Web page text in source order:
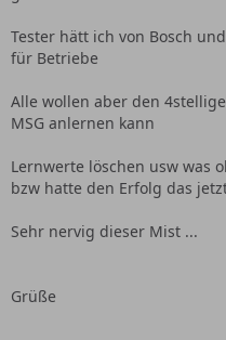
Tester hätt ich von Bosch
für Betriebe
Alle wollen aber den
MSG anlernen kann
Lernwerte löschen usw was
bzw hatte den Erfolg das
Sehr nervig dieser Mist ...
Grüße